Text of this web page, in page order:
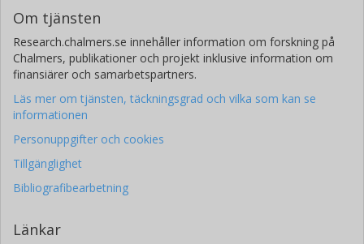
Om tjänsten
Research.chalmers.se innehåller information om forskning på
Chalmers, publikationer och projekt inklusive information om
finansiärer och samarbetspartners.
Läs mer om tjänsten, täckningsgrad och vilka som kan se
informationen
Personuppgifter och cookies
Tillgänglighet
Bibliografibearbetning
Länkar